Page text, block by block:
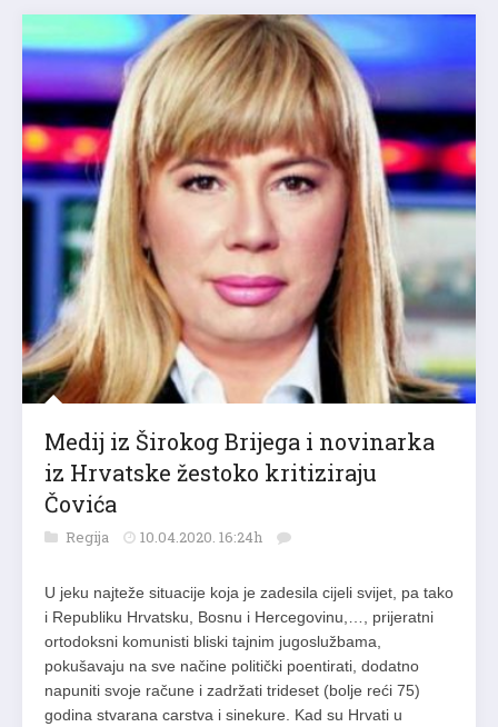
Medij iz Širokog Brijega i novinarka
iz Hrvatske žestoko kritiziraju
Čovića
Regija 10.04.2020. 16:24h
U jeku najteže situacije koja je zadesila cijeli svijet, pa tako
i Republiku Hrvatsku, Bosnu i Hercegovinu,…, prijeratni
ortodoksni komunisti bliski tajnim jugoslužbama,
pokušavaju na sve načine politički poentirati, dodatno
napuniti svoje račune i zadržati trideset (bolje reći 75)
godina stvarana carstva i sinekure. Kad su Hrvati u